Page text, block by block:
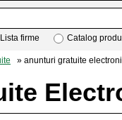
Lista firme Catalog
» anunturi gratuite